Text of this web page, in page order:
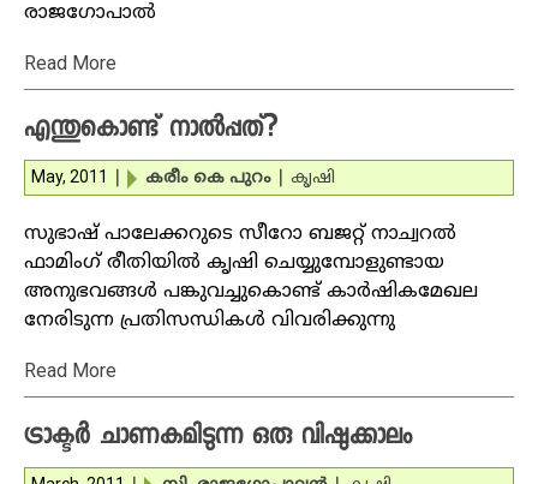
രാജഗോപാല്‍
Read More
എന്തുകൊണ്ട് നാല്‍പ്പത്?
May, 2011 കരീം കെ പുറം കൃഷി
സുഭാഷ് പാലേക്കറുടെ സീറോ ബജറ്റ് നാച്വറല്‍
ഫാമിംഗ് രീതിയില്‍ കൃഷി ചെയ്യുമ്പോളുണ്ടായ
അനുഭവങ്ങള്‍ പങ്കുവച്ചുകൊണ്ട് കാര്‍ഷികമേഖല
നേരിടുന്ന പ്രതിസന്ധികള്‍ വിവരിക്കുന്നു
Read More
ട്രാക്ടര്‍ ചാണകമിടുന്ന ഒരു വിഷുക്കാലം